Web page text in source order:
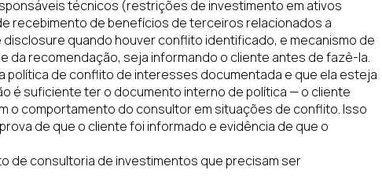
técnicos (restrições de investimento em ativos
recebimento de benefícios de terceiros relacionados a
quando houver conflito identificado, e mecanismo de
recomendação, seja informando o cliente antes de fazê-la.
política de conflito de interesses documentada e que ela esteja
é suficiente ter o documento interno de política — o cliente
o comportamento do consultor em situações de conflito. Isso
de que o cliente foi informado e evidência de que o
de consultoria de investimentos que precisam ser